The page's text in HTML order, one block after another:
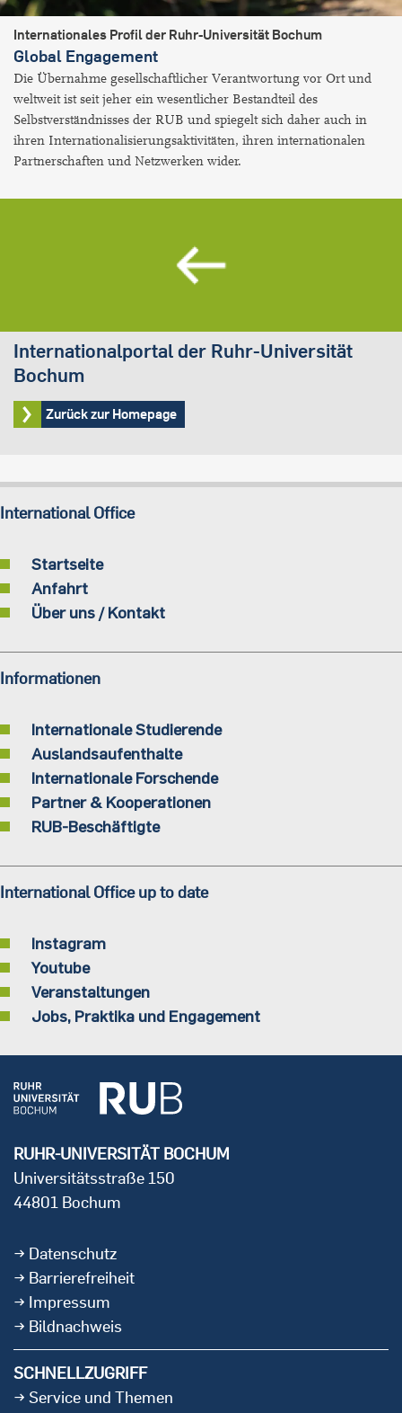
Internationales Profil der Ruhr-Universität Bochum
Global Engagement
Die Übernahme gesellschaftlicher Verantwortung vor Ort und
weltweit ist seit jeher ein wesentlicher Bestandteil des
Selbstverständnisses der RUB und spiegelt sich daher auch in
ihren Internationalisierungsaktivitäten, ihren internationalen
Partnerschaften und Netzwerken wider.
Internationalportal der Ruhr-Universität
Bochum
Zurück zur Homepage
International Office
Startseite
Anfahrt
Über uns / Kontakt
Informationen
Internationale Studierende
Auslandsaufenthalte
Internationale Forschende
Partner & Kooperationen
RUB-Beschäftigte
International Office up to date
Instagram
Youtube
Veranstaltungen
Jobs, Praktika und Engagement
RUHR-UNIVERSITÄT BOCHUM
Universitätsstraße 150
44801 Bochum
Datenschutz
Barrierefreiheit
Impressum
Bildnachweis
SCHNELLZUGRIFF
Service und Themen